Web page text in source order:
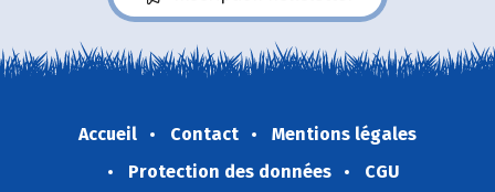
Accueil Contact
Mentions légales
Protection des données
CGU